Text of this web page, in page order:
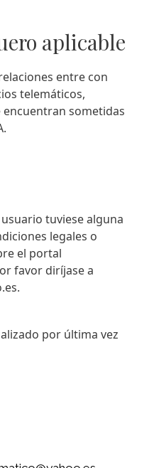
aplicable
entre con
telemáticos,
encuentran sometidas
tuviese alguna
legales o
el portal
favor diríjase a
por última vez